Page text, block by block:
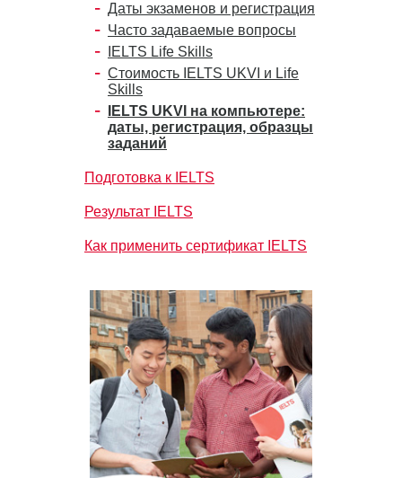
Даты экзаменов и регистрация
Часто задаваемые вопросы
IELTS Life Skills
Стоимость IELTS UKVI и Life
Skills
IELTS UKVI на компьютере:
даты, регистрация, образцы
заданий
Подготовка к IELTS
Результат IELTS
Как применить сертификат IELTS